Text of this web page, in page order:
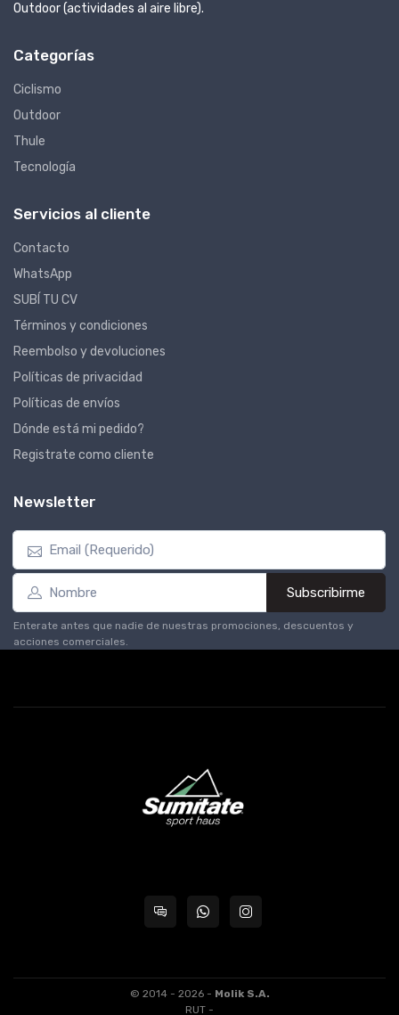
Outdoor (actividades al aire libre).
Categorías
Ciclismo
Outdoor
Thule
Tecnología
Servicios al cliente
Contacto
WhatsApp
SUBÍ TU CV
Términos y condiciones
Reembolso y devoluciones
Políticas de privacidad
Políticas de envíos
Dónde está mi pedido?
Registrate como cliente
Newsletter
Subscribirme
Enterate antes que nadie de nuestras promociones, descuentos y
acciones comerciales.
© 2014 - 2026 - Molik S.A.
RUT -